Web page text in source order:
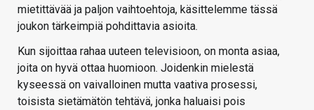
mietittävää ja paljon vaihtoehtoja, käsittelemme tässä
joukon tärkeimpiä pohdittavia asioita.
Kun sijoittaa rahaa uuteen televisioon, on monta asiaa,
joita on hyvä ottaa huomioon. Joidenkin mielestä
kyseessä on vaivalloinen mutta vaativa prosessi,
toisista sietämätön tehtävä, jonka haluaisi pois